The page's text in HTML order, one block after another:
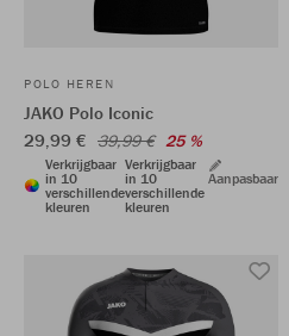
POLO HEREN
JAKO Polo Iconic
29,99 € 39,99 € 25 %
Verkrijgbaar
in 10
verschillende
kleuren
Verkrijgbaar
in 10
verschillende
kleuren
Aanpasbaar